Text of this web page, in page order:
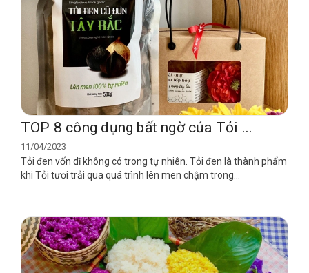
TOP 8 công dụng bất ngờ của Tỏi ...
11/04/2023
Tỏi đen vốn dĩ không có trong tự nhiên. Tỏi đen là thành phẩm
khi Tỏi tươi trải qua quá trình lên men chậm trong...